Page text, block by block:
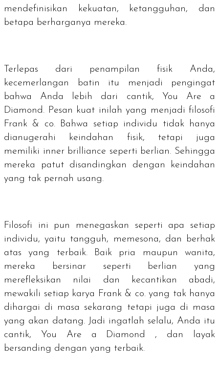
mendefinisikan kekuatan, ketangguhan, dan
betapa berharganya mereka.
Terlepas dari penampilan fisik Anda,
kecemerlangan batin itu menjadi pengingat
bahwa Anda lebih dari cantik,
You Are a
Diamond. Pesan kuat inilah yang menjadi filosofi
Frank & co. Bahwa setiap individu tidak hanya
dianugerahi keindahan fisik, tetapi juga
memiliki inner brilliance seperti berlian. Sehingga
mereka patut disandingkan dengan keindahan
yang tak pernah usang.
Filosofi ini pun menegaskan seperti apa setiap
individu, yaitu tangguh, memesona, dan berhak
atas yang terbaik. Baik pria maupun wanita,
mereka bersinar seperti berlian yang
merefleksikan nilai dan kecantikan abadi,
mewakili setiap karya Frank & co. yang tak hanya
dihargai di masa sekarang tetapi juga di masa
yang akan datang. Jadi ingatlah selalu, Anda itu
cantik,
You Are a Diamond, dan layak
bersanding dengan yang terbaik.